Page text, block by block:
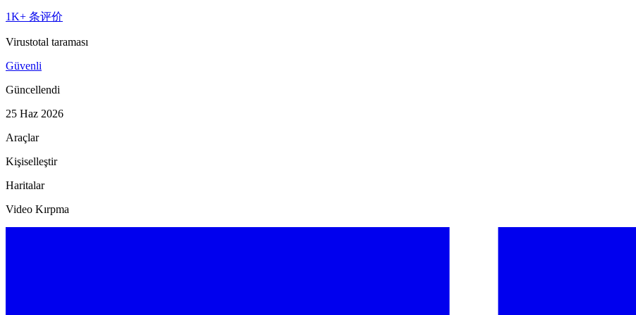
1K+ 条评价
Virustotal taraması
Güvenli
Güncellendi
25 Haz 2026
Araçlar
Kişiselleştir
Haritalar
Video Kırpma